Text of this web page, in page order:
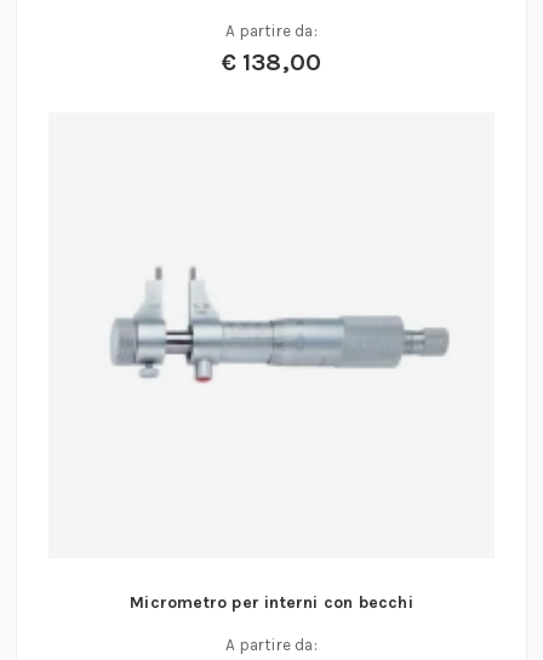
A partire da:
€138,00
Micrometro per interni con becchi
A partire da: